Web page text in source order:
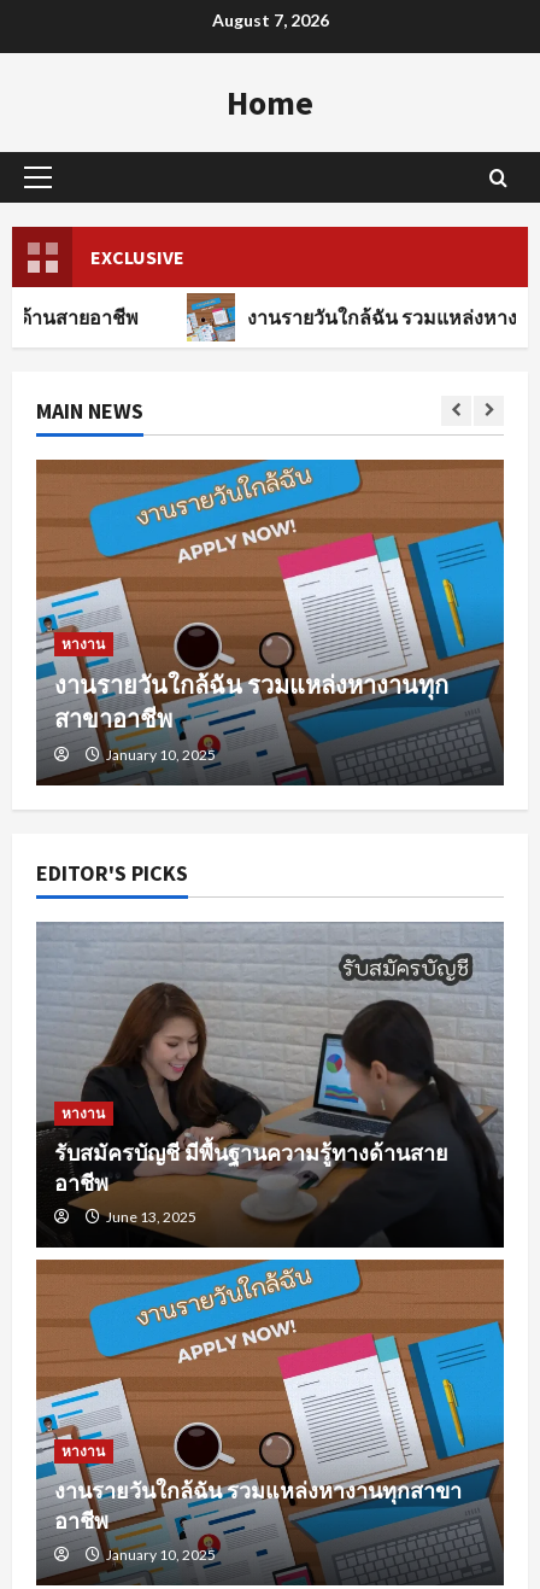
to
August 7, 2026
Home
Primary
EXCLUSIVE
พ งานรายวันใกล้ฉัน รวมแหล่งหางานทุกสาขาอา
MAIN NEWS
หางาน
งานรายวันใกล้ฉัน รวมแหล่งหางานทุก
สาขาอาชีพ
January 10, 2025
EDITOR'S PICKS
หางาน
รับสมัครบัญชี มีพื้นฐานความรู้ทางด้านสาย
อาชีพ
June 13, 2025
หางาน
งานรายวันใกล้ฉัน รวมแหล่งหางานทุกสาขา
อาชีพ
January 10, 2025